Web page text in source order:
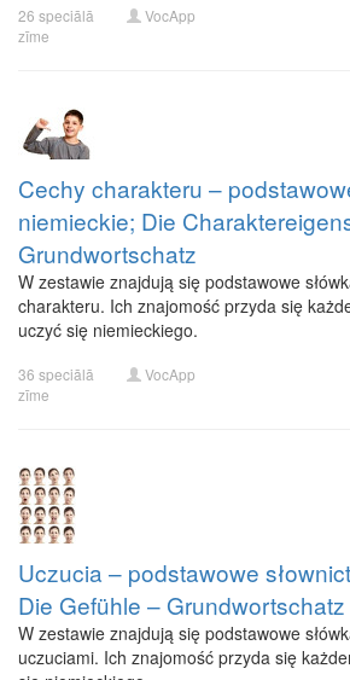
26 speciālā
zīme
VocApp
Cechy charakteru –
niemieckie; Die
Grundwortschatz
W zestawie znajdują się podstawowe
charakteru. Ich znajomość przyda się
uczyć się niemieckiego.
36 speciālā
zīme
VocApp
Uczucia – podstawowe
Die Gefühle – Grundwortschatz
W zestawie znajdują się podstawowe
uczuciami. Ich znajomość przyda się